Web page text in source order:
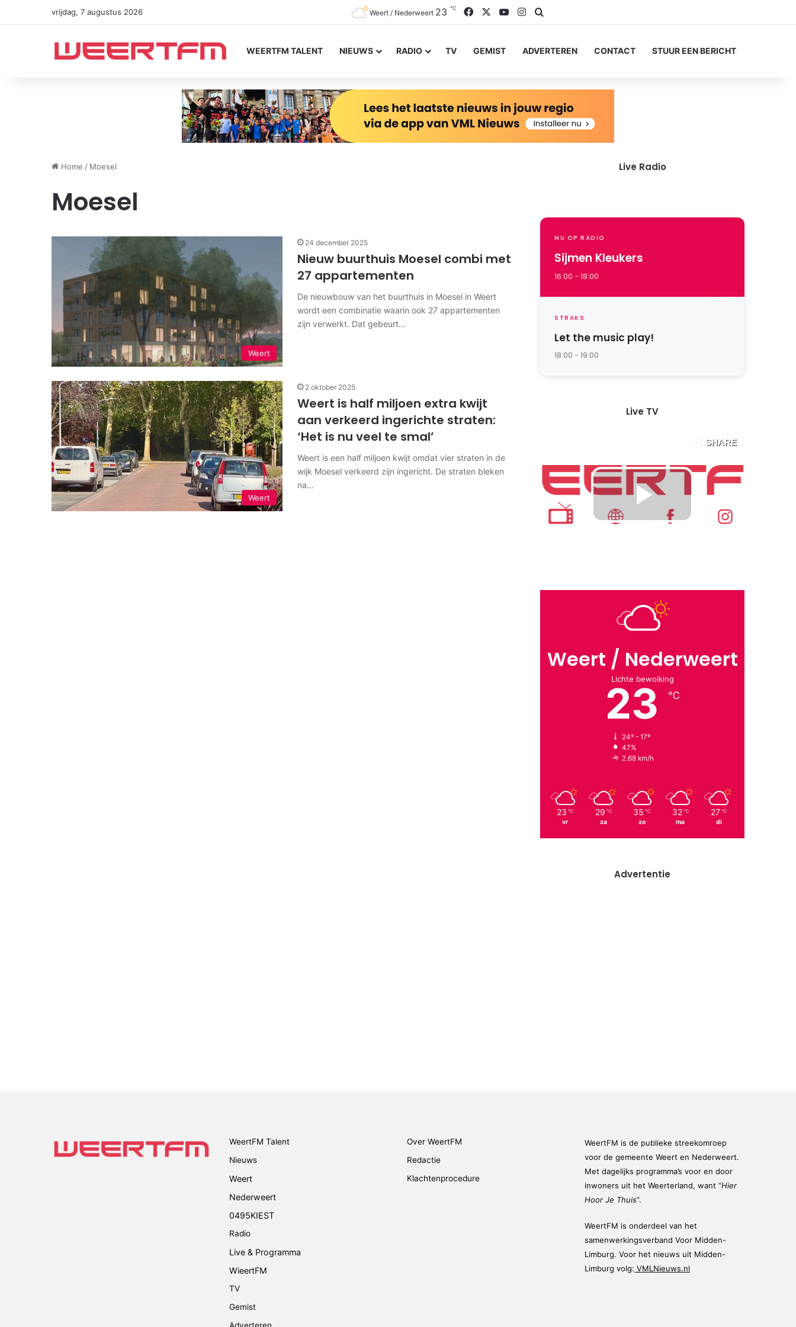
vrijdag, 7 augustus 2026 Weert / Nederweert 23 ℃ FacebookYouTubeInstagram
WEERTFM TALENT NIEUWS RADIO TV GEMIST ADVERTEREN CONTACT STUUR EEN BERICHT
Home / Moesel
Moesel
Weert
24 december 2025
Nieuw buurthuis Moesel combi met
27 appartementen
De nieuwbouw van het buurthuis in Moesel in Weert
wordt een combinatie waarin ook 27 appartementen
zijn verwerkt. Dat gebeurt…
Weert
2 oktober 2025
Weert is half miljoen extra kwijt
aan verkeerd ingerichte straten:
‘Het is nu veel te smal’
Weert is een half miljoen kwijt omdat vier straten in de
wijk Moesel verkeerd zijn ingericht. De straten bleken
na…
Live Radio
NU OP RADIO
Sijmen Kleukers
16:00 - 18:00
STRAKS
Let the music play!
18:00 - 19:00
Live TV
Weert / Nederweert
Lichte bewolking
23 ℃
24º - 17º
47%
2.68 km/h
23 ℃
vr
29 ℃
za
35 ℃
zo
32 ℃
ma
27 ℃
di
Advertentie
WeertFM Talent
Nieuws
Weert
Nederweert
0495KIEST
Radio
Live & Programma
WieertFM
TV
Gemist
Over WeertFM
Redactie
Klachtenprocedure
WeertFM is de publieke streekomroep
voor de gemeente Weert en Nederweert.
Met dagelijks programma’s voor en door
inwoners uit het Weerterland, want “Hier
Hoor Je Thuis“.
WeertFM is onderdeel van het
samenwerkingsverband Voor Midden-
Limburg. Voor het nieuws uit Midden-
Limburg volg: VMLNieuws.nl